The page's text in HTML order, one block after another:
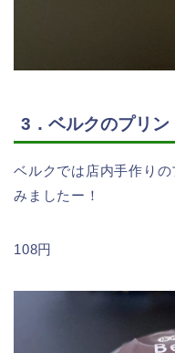
3．ベルクのプリン
ベルクでは店内手作り
みましたー！
108円